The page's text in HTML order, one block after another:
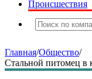
Происшествия
Главная/Общество/
Стальной питомец в